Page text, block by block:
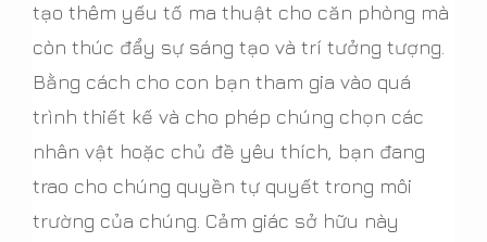
tạo thêm yếu tố ma thuật cho căn phòng mà
còn thúc đẩy sự sáng tạo và trí tưởng tượng.
Bằng cách cho con bạn tham gia vào quá
trình thiết kế và cho phép chúng chọn các
nhân vật hoặc chủ đề yêu thích, bạn đang
trao cho chúng quyền tự quyết trong môi
trường của chúng. Cảm giác sở hữu này